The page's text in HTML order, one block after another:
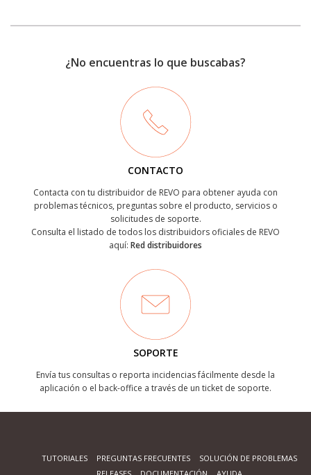
¿No encuentras lo que buscabas?
CONTACTO
Contacta con tu distribuidor de REVO para obtener ayuda con
problemas técnicos, preguntas sobre el producto, servicios o
solicitudes de soporte.
Consulta el listado de todos los distribuidors oficiales de REVO
aquí: Red distribuidores
SOPORTE
Envía tus consultas o reporta incidencias fácilmente desde la
aplicación o el back-office a través de un ticket de soporte.
TUTORIALES PREGUNTAS FRECUENTES
SOLUCIÓN DE PROBLEMAS